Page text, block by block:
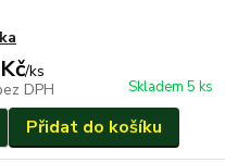
/ks
DPH Skladem 5 ks
Přidat do košíku